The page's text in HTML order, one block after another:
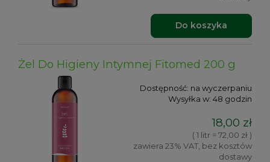
Do koszyka
Żel Do Higieny Intymnej Fitomed 200 g
Dostępność: na wyczerpaniu
Wysyłka w: 48 godzin
18,00 zł
( 1 litr = 72,00 zł )
zawiera 23% VAT, bez kosztów
dostawy